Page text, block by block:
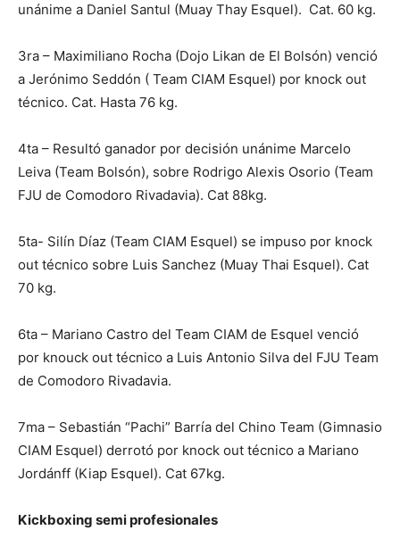
unánime a Daniel Santul (Muay Thay Esquel). Cat. 60 kg.
3ra – Maximiliano Rocha (Dojo Likan de El Bolsón) venció
a Jerónimo Seddón ( Team CIAM Esquel) por knock out
técnico. Cat. Hasta 76 kg.
4ta – Resultó ganador por decisión unánime Marcelo
Leiva (Team Bolsón), sobre Rodrigo Alexis Osorio (Team
FJU de Comodoro Rivadavia). Cat 88kg.
5ta- Silín Díaz (Team CIAM Esquel) se impuso por knock
out técnico sobre Luis Sanchez (Muay Thai Esquel). Cat
70 kg.
6ta – Mariano Castro del Team CIAM de Esquel venció
por knouck out técnico a Luis Antonio Silva del FJU Team
de Comodoro Rivadavia.
7ma – Sebastián “Pachi” Barría del Chino Team (Gimnasio
CIAM Esquel) derrotó por knock out técnico a Mariano
Jordánff (Kiap Esquel). Cat 67kg.
Kickboxing semi profesionales